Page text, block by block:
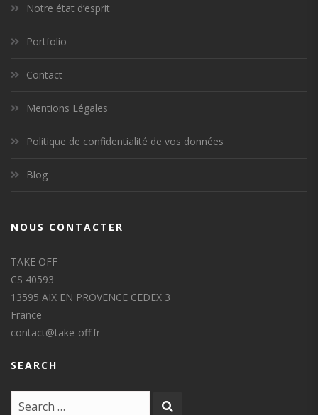
Notre état d’esprit
Portfolio
Contact
Mentions Légales
Politique de confidentialité de vos données
Blog
NOUS CONTACTER
TAKE OFF
CS 40593
13595 AIX EN PROVENCE CEDEX 3
France
contact@take-off.fr
SEARCH